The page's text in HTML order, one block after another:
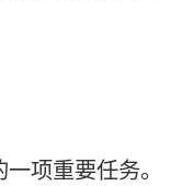
项重要任务。